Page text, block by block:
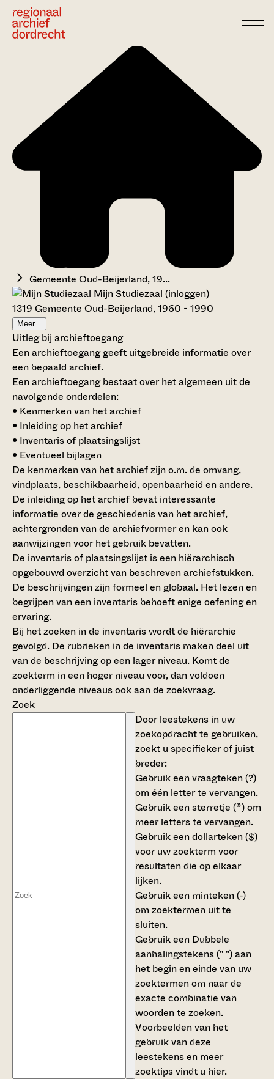
Gemeente Oud-Beijerland, 19...
Mijn Studiezaal (inloggen)
1319 Gemeente Oud-Beijerland, 1960 - 1990
Meer...
Uitleg bij archieftoegang
Een archieftoegang geeft uitgebreide informatie over
een bepaald archief.
Een archieftoegang bestaat over het algemeen uit de
navolgende onderdelen:
• Kenmerken van het archief
• Inleiding op het archief
• Inventaris of plaatsingslijst
• Eventueel bijlagen
De kenmerken van het archief zijn o.m. de omvang,
vindplaats, beschikbaarheid, openbaarheid en andere.
De inleiding op het archief bevat interessante
informatie over de geschiedenis van het archief,
achtergronden van de archiefvormer en kan ook
aanwijzingen voor het gebruik bevatten.
De inventaris of plaatsingslijst is een hiërarchisch
opgebouwd overzicht van beschreven archiefstukken.
De beschrijvingen zijn formeel en globaal. Het lezen en
begrijpen van een inventaris behoeft enige oefening en
ervaring.
Bij het zoeken in de inventaris wordt de hiërarchie
gevolgd. De rubrieken in de inventaris maken deel uit
van de beschrijving op een lager niveau. Komt de
zoekterm in een hoger niveau voor, dan voldoen
onderliggende niveaus ook aan de zoekvraag.
Zoek
Door leestekens in uw
zoekopdracht te gebruiken,
zoekt u specifieker of juist
breder:
Gebruik eenvraagteken (?)
om één letter te vervangen.
Gebruik eensterretje (*)om
meer letters te vervangen.
Gebruik eendollarteken ($)
voor uw zoekterm voor
resultaten die op elkaar
lijken.
Gebruik een minteken (-)
om zoektermen uit te
sluiten.
Gebruik een Dubbele
aanhalingstekens (" ")aan
het begin en einde van uw
zoektermen om naar de
exacte combinatie van
woorden te zoeken.
Voorbeelden van het
gebruik van deze
leestekens en meer
zoektips vindt u hier.